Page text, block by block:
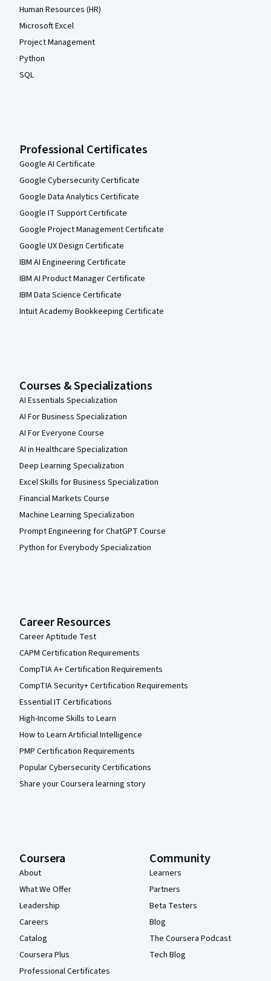
Human Resources (HR)
Microsoft Excel
Project Management
Python
SQL
Professional Certificates
Google AI Certificate
Google Cybersecurity Certificate
Google Data Analytics Certificate
Google IT Support Certificate
Google Project Management Certificate
Google UX Design Certificate
IBM AI Engineering Certificate
IBM AI Product Manager Certificate
IBM Data Science Certificate
Intuit Academy Bookkeeping Certificate
Courses & Specializations
AI Essentials Specialization
AI For Business Specialization
AI For Everyone Course
AI in Healthcare Specialization
Deep Learning Specialization
Excel Skills for Business Specialization
Financial Markets Course
Machine Learning Specialization
Prompt Engineering for ChatGPT Course
Python for Everybody Specialization
Career Resources
Career Aptitude Test
CAPM Certification Requirements
CompTIA A+ Certification Requirements
CompTIA Security+ Certification Requirements
Essential IT Certifications
High-Income Skills to Learn
How to Learn Artificial Intelligence
PMP Certification Requirements
Popular Cybersecurity Certifications
Share your Coursera learning story
Coursera
About
What We Offer
Leadership
Careers
Catalog
Coursera Plus
Professional Certificates
Community
Learners
Partners
Beta Testers
Blog
The Coursera Podcast
Tech Blog